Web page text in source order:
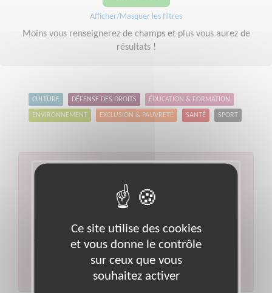
Afficher/Masquer les filtres
Moins vous renseignerez de champs et plus vous aurez de
résultats !
CULTURE DÉFENSE DES DROITS ÉDUCATION & FORMATION
ENVIRONNEMENT EXCLUSION & PAUVRETÉ SANTÉ SPORT
Aucun résultat pour votre
recherche
Enseignement, Formation
Code postal : 92Ville :Chatenay-malabry
Veuillez indiquer moins de critères et/ou remplacer
votre code postal par celui de votre département.
Effectuer une nouvelle recherche
Ce site utilise des cookies
et vous donne le contrôle
sur ceux que vous
souhaitez activer